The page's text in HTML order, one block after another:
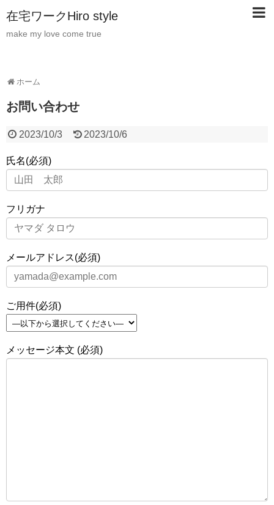
在宅ワークHiro style
make my love come true
ホーム
お問い合わせ
2023/10/3 2023/10/6
氏名(必須)
フリガナ
メールアドレス(必須)
ご用件(必須)
メッセージ本文 (必須)